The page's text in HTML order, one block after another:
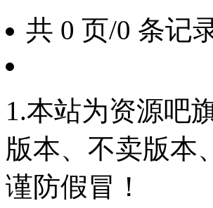
共 0 页/0 条记
1.本站为资源吧
版本、不卖版本
谨防假冒！